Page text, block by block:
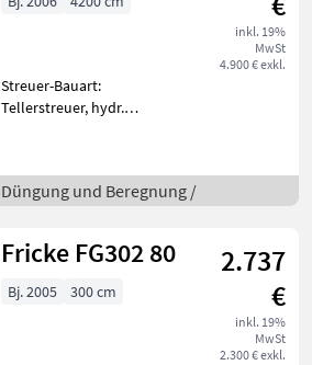
inkl. 19%
MwSt
4.900 € exkl.
Streuer-Bauart:
Tellerstreuer, hydr.
Arbeitsbreite: 12 bis 42
mAufsatz von 40cmDiese
BayWa Standort in DE -
Düngung und Beregnung /
Fricke FG302 80
2.737
€
inkl. 19%
MwSt
2.300 € exkl.
Bj. 2005 300 cm